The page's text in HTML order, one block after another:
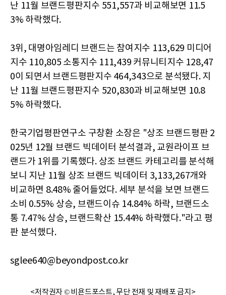
난 11월 브랜드평판지수 551,557과 비교해보면 11.5
3% 하락했다.
3위, 대명아임레디 브랜드는 참여지수 113,629 미디어
지수 110,805 소통지수 111,439 커뮤니티지수 128,47
0이 되면서 브랜드평판지수 464,343으로 분석됐다. 지
난 11월 브랜드평판지수 520,830과 비교해보면 10.8
5% 하락했다.
한국기업평판연구소 구창환 소장은 "상조 브랜드평판 2
025년 12월 브랜드 빅데이터 분석결과, 교원라이프 브
랜드가 1위를 기록했다. 상조 브랜드 카테고리를 분석해
보니 지난 11월 상조 브랜드 빅데이터 3,133,267개와
비교하면 8.48% 줄어들었다. 세부 분석을 보면 브랜드
소비 0.55% 상승, 브랜드이슈 14.84% 하락, 브랜드소
통 7.47% 상승, 브랜드확산 15.44% 하락했다."라고 평
판 분석했다.
sglee640@beyondpost.co.kr
<저작권자 © 비욘드포스트, 무단 전재 및 재배포 금지>